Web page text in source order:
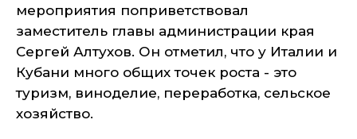
мероприятия поприветствовал
заместитель главы администрации края
Сергей Алтухов. Он отметил, что у Италии и
Кубани много общих точек роста - это
туризм, виноделие, переработка, сельское
хозяйство.